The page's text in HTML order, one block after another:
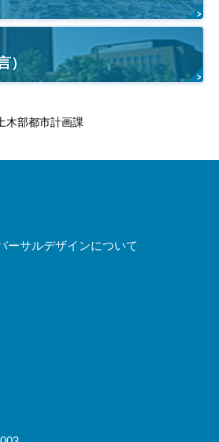
）
木部都市計画課
ーサルデザインについて